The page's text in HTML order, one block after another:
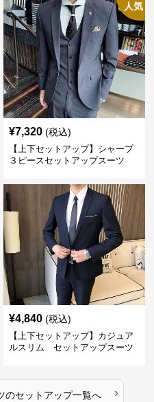
人気
¥7,320 (税込)
【上下セットアップ】シャープ
３ピースセットアップスーツ
¥4,840 (税込)
【上下セットアップ】カジュア
ルスリム セットアップスーツ
のセットアップ一覧へ ›